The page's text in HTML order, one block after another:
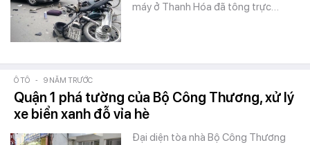
máy ở Thanh Hóa đã tông trực…
Ô TÔ - 9 NĂM TRƯỚC
Quận 1 phá tường của Bộ Công Thương, xử lý
xe biển xanh đỗ vỉa hè
Đại diện tòa nhà Bộ Công Thương